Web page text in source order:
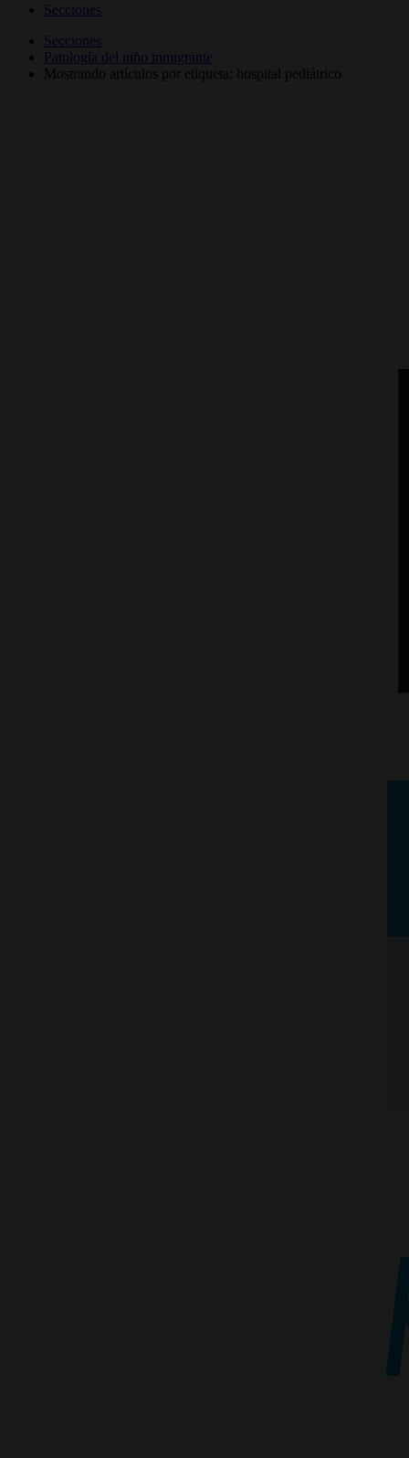
Secciones
Secciones
Patología del niño inmigrante
Mostrando artículos por etiqueta: hospital pediátrico